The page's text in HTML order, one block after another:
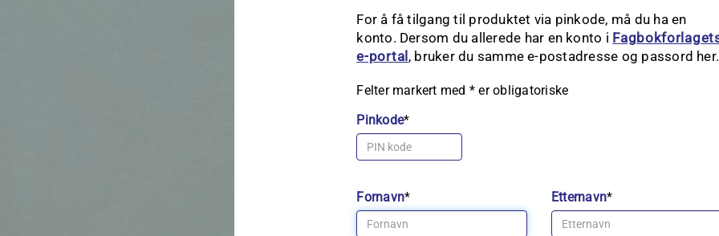
For å få tilgang til produktet via pinkode, må du ha en
konto. Dersom du allerede har en konto i
e‑portal, bruker du samme e-postadresse og passord her.
Felter markert med * er obligatoriske
Pinkode*
Fornavn* Etternavn*